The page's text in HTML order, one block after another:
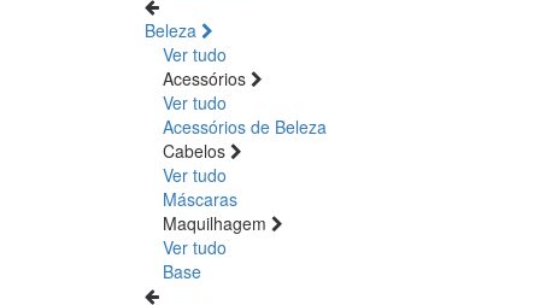
Beleza
Ver tudo
Acessórios
Ver tudo
Acessórios de Beleza
Cabelos
Ver tudo
Máscaras
Maquilhagem
Ver tudo
Base